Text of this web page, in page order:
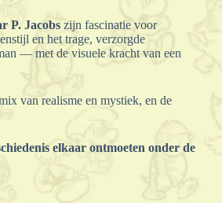
P. Jacobs zijn fascinatie voor
en het trage, verzorgde
— met de visuele kracht van een
van realisme en mystiek, en de
elkaar ontmoeten onder de